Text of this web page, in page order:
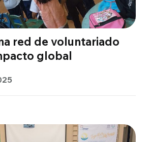
red de voluntariado
global